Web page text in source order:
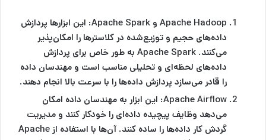
Apache Hadoop و Apache Spark:
این ابزارها پردازش
داده‌های حجیم و توزیع‌شده در کلاسترها را امکان‌پذیر
می‌کنند. Apache Spark به طور خاص برای پردازش
داده‌های لحظه‌ای و تحلیلی مناسب است و مهندسان داده
را قادر می‌سازد پردازش داده‌ها را با سرعت بالا انجام دهند.
Apache Airflow: این ابزار به مهندسان داده امکان
می‌دهد وظایف پیچیده داده‌ای را خودکار کنند و مدیریت
گردش کار داده‌ها را ساده کنند. آن‌ها با استفاده از Apache